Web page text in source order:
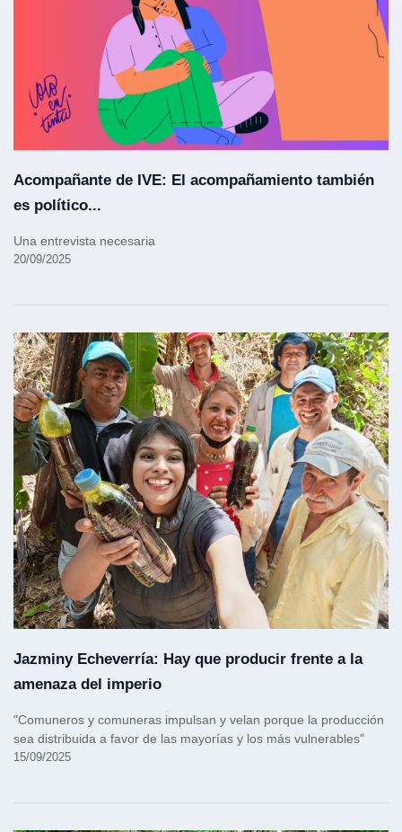
Acompañante de IVE: El acompañamiento también
es político...
Una entrevista necesaria
20/09/2025
Jazminy Echeverría: Hay que producir frente a la
amenaza del imperio
"Comuneros y comuneras impulsan y velan porque la producción
sea distribuida a favor de las mayorías y los más vulnerables"
15/09/2025